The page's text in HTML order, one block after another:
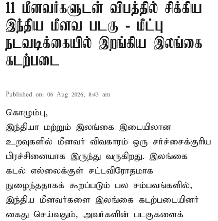
11 மீனவர்களுடன் விபத்தில் சிக்கிய
இந்திய மீனவ படகு - மீட்பு
நடவடிக்கையில் இறங்கிய இலங்கை
கடற்படை
Published on: 06 Aug 2026, 8:43 am
கொழும்பு,
இந்தியா மற்றும் இலங்கை இடையிலான
உறவுகளில் மீனவர் விவகாரம் ஒரு சர்ச்சைக்குரிய
பிரச்சினையாக இருந்து வருகிறது. இலங்கை
கடல் எல்லைக்குள் சட்டவிரோதமாக
நுழைந்ததாகக் கூறப்படும் பல சம்பவங்களில்,
இந்திய மீனவர்களை இலங்கை கடற்படையினர்
கைது செய்வதும், அவர்களின் படகுகளைக்